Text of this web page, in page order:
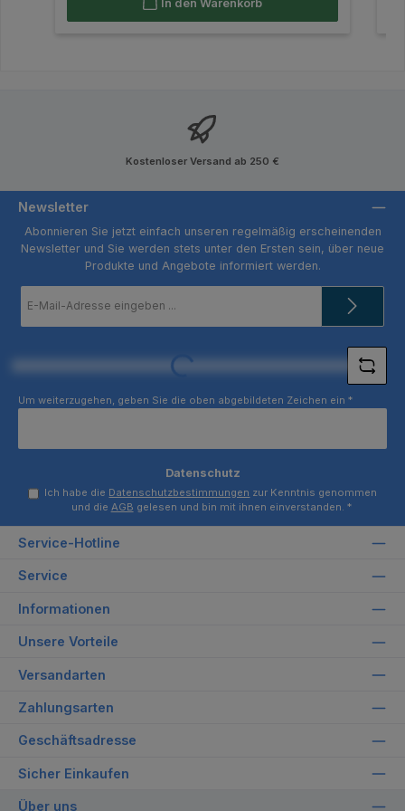
In den Warenkorb
Kostenloser Versand ab 250 €
Newsletter
Abonnieren Sie jetzt einfach unseren regelmäßig erscheinenden
Newsletter und Sie werden stets unter den Ersten sein, über neue
Produkte und Angebote informiert werden.
Mail-
Loading...
Um weiterzugehen, geben Sie die oben abgebildeten Zeichen ein *
Datenschutz
Ich habe die Datenschutzbestimmungen zur Kenntnis genommen
und die AGB gelesen und bin mit ihnen einverstanden. *
Service-Hotline
Service
Informationen
Unsere Vorteile
Versandarten
Zahlungsarten
Geschäftsadresse
Sicher Einkaufen
Über uns